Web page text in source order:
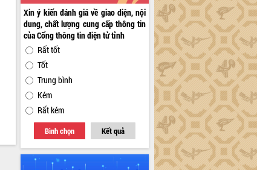
Xin ý kiến đánh giá về giao diện, nội
dung, chất lượng cung cấp thông tin
của Cổng thông tin điện tử tỉnh
Rất tốt
Tốt
Trung bình
Kém
Rất kém
Bình chọn Kết quả